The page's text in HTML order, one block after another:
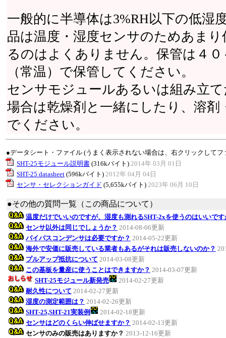
一般的に半導体は3%RH以下の低湿
品は温度・湿度センサのためあま
るのはよくありません。保管は４
（常温）で保管してください。
センサモジュールあるいは組み立
場合は乾燥剤と一緒にしたり、溶
でください。
●データシート・ファイル (うまく表示されない場合は、右クリックして
SHT-25モジュール説明書 (316kバイト) 2014年 03月 01日
SHT-25 datasheet (596kバイト) 2012年 04月 04日
センサ・セレクションガイド (5,655kバイト) 2023年 06月 10日
●その他の質問一覧（この商品について）
温度だけでいいのですが、湿度も測れるSHT-2xを使うのはいいです
センサ以外は同じでしょうか？ 2014-08-06更新
バイパスコンデンサは必要ですか？ 2014-05-22更新
海外で安価に販売している業者もあるがそれは販売しないのか？
プルアップ抵抗について 2014-03-08更新
この基板を量産に使うことはできますか？ 2014-03-07更新
SHT-25モジュール新発売
2014-02-27更新
耐久性について 2014-02-27更新
湿度の測定範囲は？ 2014-02-26更新
SHT-25,SHT-21実装例
2014-02-18更新
センサはどのくらい伸ばせますか？ 2014-02-13更新
センサのみの販売はありますか？ 2013-12-16更新